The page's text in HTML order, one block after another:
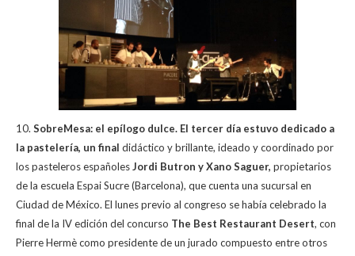
10. SobreMesa: el epílogo dulce. El tercer día estuvo dedicado a
la pastelería, un final didáctico y brillante, ideado y coordinado por
los pasteleros españolesJordi Butron y Xano Saguer, propietarios
de la escuela Espai Sucre (Barcelona), que cuenta una sucursal en
Ciudad de México. El lunes previo al congreso se había celebrado la
final de la IV edición del concurso The Best Restaurant Desert, con
Pierre Hermè como presidente de un jurado compuesto entre otros